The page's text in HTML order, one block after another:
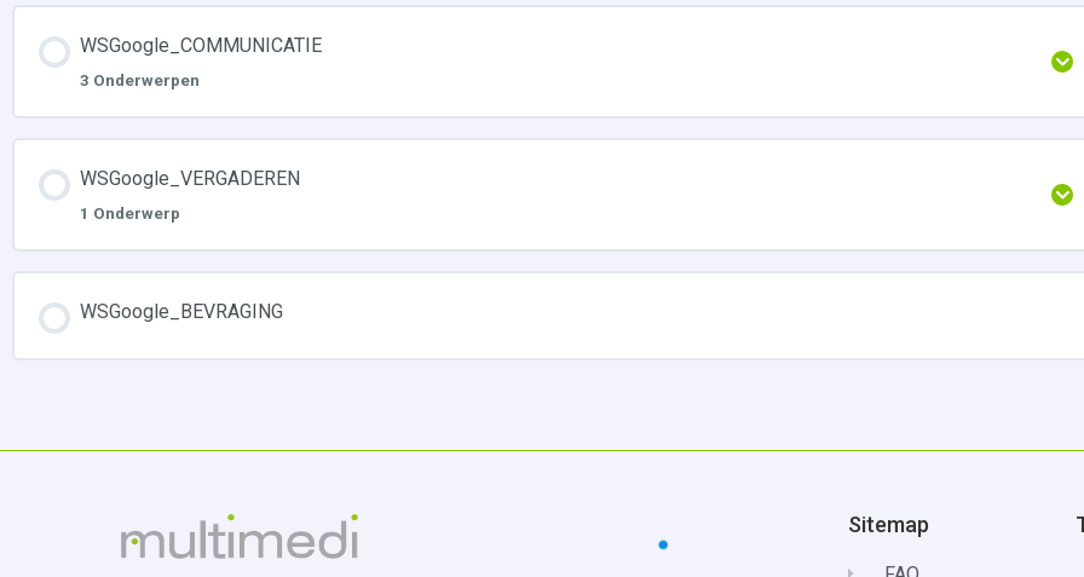
WSGoogle_COMMUNICATIE
3 Onderwerpen
WSGoogle_VERGADEREN
1 Onderwerp
WSGoogle_BEVRAGING
Sitemap